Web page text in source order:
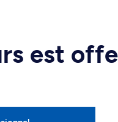
est